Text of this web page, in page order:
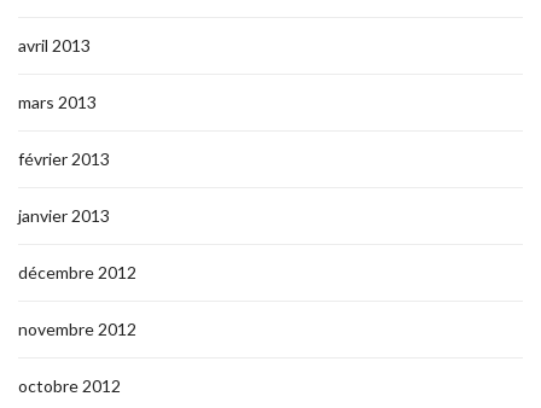
avril 2013
mars 2013
février 2013
janvier 2013
décembre 2012
novembre 2012
octobre 2012